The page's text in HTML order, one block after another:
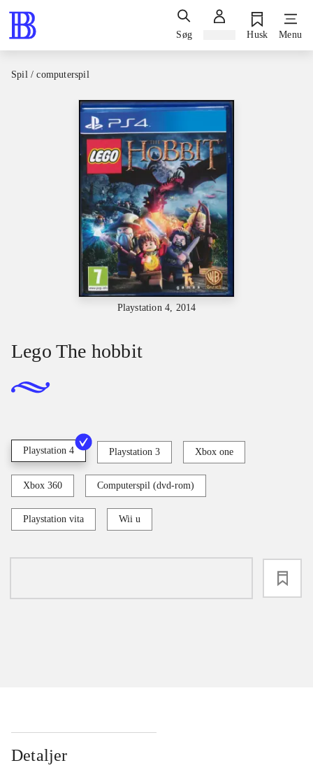
Søg Husk Menu
Spil / computerspil
Playstation 4, 2014
Lego The hobbit
Playstation 4 Playstation 3 Xbox one
Xbox 360 Computerspil (dvd-rom)
Playstation vita Wii u
Detaljer